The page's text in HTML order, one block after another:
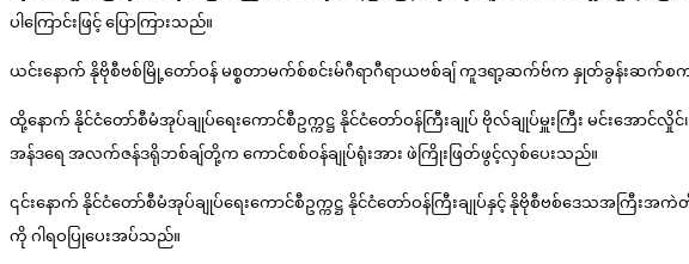
ပါကြောင်းဖြင့် ပြောကြားသည်။
ယင်းနောက် နိုဗိုစီဗစ်မြို့တော်ဝန် မစ္စတာမက်စ်စင်းမ်ဂီရာဂီရာယဗစ်ချ် ကူဒရာ့ဆက်ဗ်က နှုတ်ခွန်းဆက်စကာ
ထို့နောက် နိုင်ငံတော်စီမံအုပ်ချုပ်ရေးကောင်စီဥက္ကဋ္ဌ နိုင်ငံတော်ဝန်ကြီးချုပ် ဗိုလ်ချုပ်မှူးကြီး မင်းအောင်လှို
အန်ဒရေ အလက်ဇန်ဒရိုဘစ်ချ်တို့က ကောင်စစ်ဝန်ချုပ်ရုံးအား ဖဲကြိုးဖြတ်ဖွင့်လှစ်ပေးသည်။
၎င်းနောက် နိုင်ငံတော်စီမံအုပ်ချုပ်ရေးကောင်စီဥက္ကဋ္ဌ နိုင်ငံတော်ဝန်ကြီးချုပ်နှင့် နိုဗိုစီဗစ်ဒေသအကြီးအ
ကို ဂါရဝပြုပေးအပ်သည်။